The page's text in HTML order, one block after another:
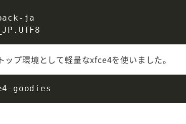
プ環境として軽量なxfce4を使いました。